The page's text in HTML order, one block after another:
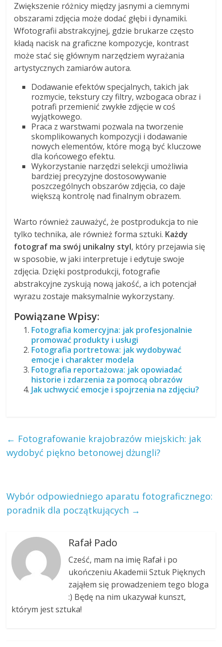
Zwiększenie różnicy między jasnymi a ciemnymi
obszarami zdjęcia może dodać głębi i dynamiki.
Wfotografii abstrakcyjnej, gdzie brukarze często
kładą nacisk na graficzne kompozycje, kontrast
może stać się głównym narzędziem wyrażania
artystycznych zamiarów autora.
Dodawanie efektów specjalnych, takich jak
rozmycie, tekstury czy filtry, wzbogaca obraz i
potrafi przemienić zwykłe zdjęcie w coś
wyjątkowego.
Praca z warstwami pozwala na tworzenie
skomplikowanych kompozycji i dodawanie
nowych elementów, które mogą być kluczowe
dla końcowego efektu.
Wykorzystanie narzędzi selekcji umożliwia
bardziej precyzyjne dostosowywanie
poszczególnych obszarów zdjęcia, co daje
większą kontrolę nad finalnym obrazem.
Warto również zauważyć, że postprodukcja to nie
tylko technika, ale również forma sztuki. Każdy
fotograf ma swój unikalny styl, który przejawia się
w sposobie, w jaki interpretuje i edytuje swoje
zdjęcia. Dzięki postprodukcji, fotografie
abstrakcyjne zyskują nową jakość, a ich potencjał
wyrazu zostaje maksymalnie wykorzystany.
Powiązane Wpisy:
Fotografia komercyjna: jak profesjonalnie
promować produkty i usługi
Fotografia portretowa: jak wydobywać
emocje i charakter modela
Fotografia reportażowa: jak opowiadać
historie i zdarzenia za pomocą obrazów
Jak uchwycić emocje i spojrzenia na zdjęciu?
← Fotografowanie krajobrazów miejskich: jak
wydobyć piękno betonowej dżungli?
Wybór odpowiedniego aparatu fotograficznego:
poradnik dla początkujących →
Rafał Pado
Cześć, mam na imię Rafał i po
ukończeniu Akademii Sztuk Pięknych
zająłem się prowadzeniem tego bloga
:) Będę na nim ukazywał kunszt,
którym jest sztuka!